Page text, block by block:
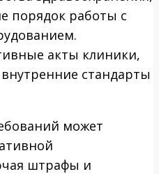
порядок работы с
акты клиники,
стандарты
может
штрафы и